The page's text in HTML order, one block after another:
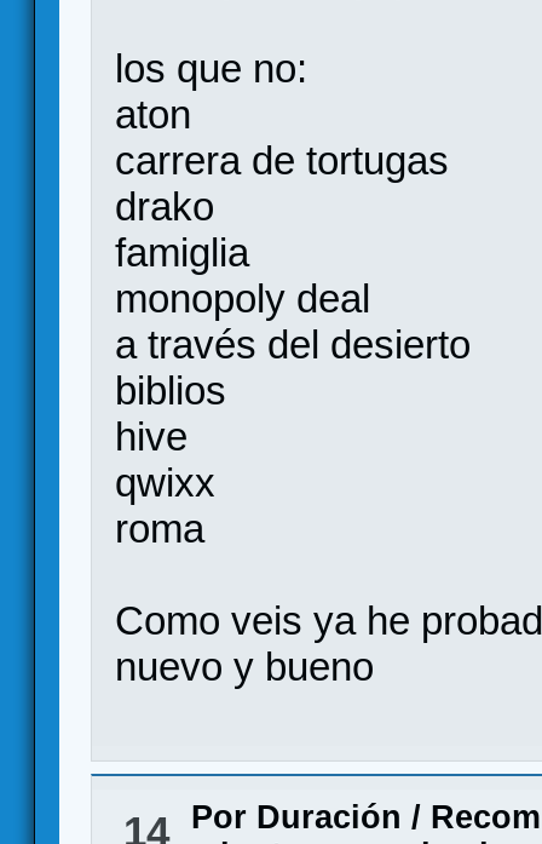
los que no:
aton
carrera de tortugas
drako
famiglia
monopoly deal
a través del desierto
biblios
hive
qwixx
roma
Como veis ya he
nuevo y bueno
14 Por Duración /